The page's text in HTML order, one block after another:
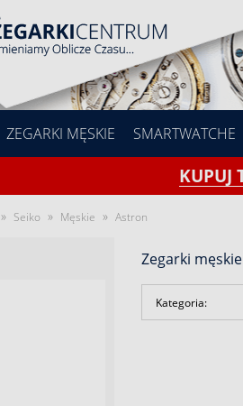
ZEGARKI MĘSKIE SMARTWATCHE
KUPUJ
» Seiko » Męskie » Astron
Zegarki
Kategoria: